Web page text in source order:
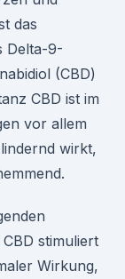
das
Delta-9-
(CBD)
CBD ist im
vor allem
wirkt,
stimuliert
Wirkung,